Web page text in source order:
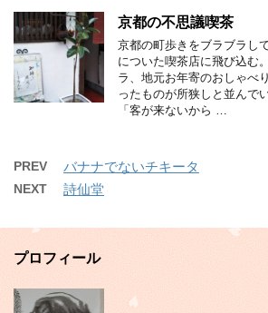
京都の不思議喫茶
京都の町歩きをブラブラし
についた喫茶店に飛び込む
ラ、地元お年寄のおしゃべ
ったものが所狭しと並んで
「客が来ないから …
PREV バナナでないチキータ
NEXT 詩仙堂
プロフィール